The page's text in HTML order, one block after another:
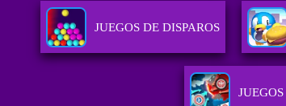
JUEGOS DE DISPAROS